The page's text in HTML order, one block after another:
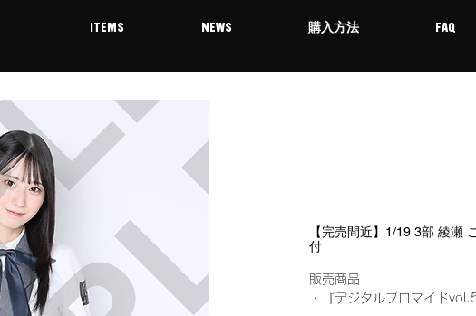
ITEMS NEWS 購入方法 FAQ
【完売間近】1/19 3部 綾瀬
付
販売商品
・『デジタルブロマイド